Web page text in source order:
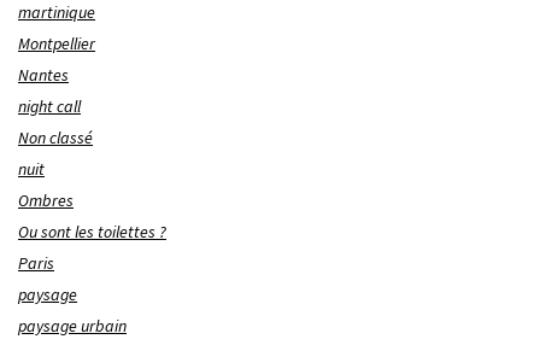
martinique
Montpellier
Nantes
night call
Non classé
nuit
Ombres
Ou sont les toilettes ?
Paris
paysage
paysage urbain